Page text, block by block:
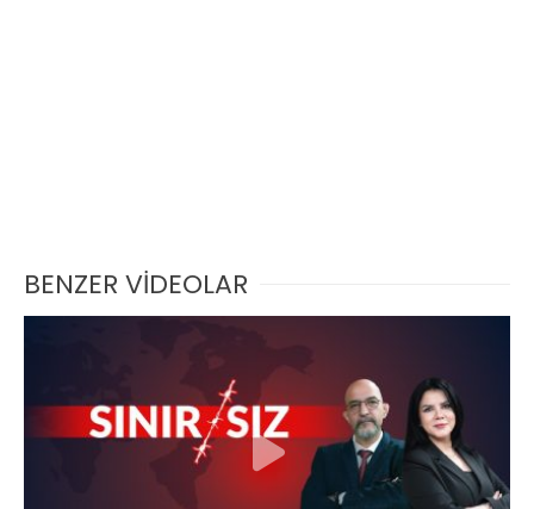
BENZER VİDEOLAR